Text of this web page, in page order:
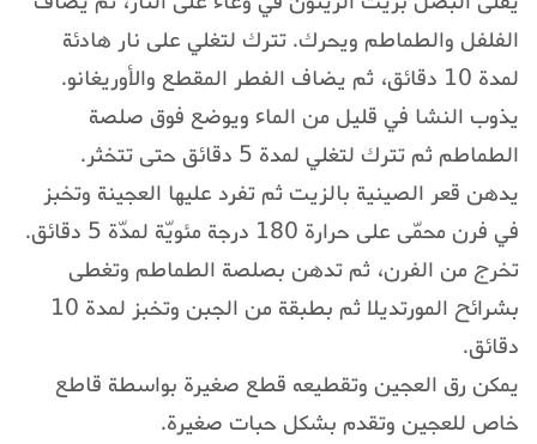
الفلفل والطماطم ويحرك. تترك لتغلي على نار هادئة
لمدة 10 دقائق، ثم يضاف الفطر المقطع والأوريغانو.
يذوب النشا في قليل من الماء ويوضع فوق صلصة
الطماطم ثم تترك لتغلي لمدة 5 دقائق حتى تتخثر.
يدهن قعر الصينية بالزيت ثم تفرد عليها العجينة وتخبز
في فرن محمّى على حرارة 180 درجة مئويّة لمدّة 5 دقائق.
تخرج من الفرن، ثم تدهن بصلصة الطماطم وتغطى
بشرائح المورتديلا ثم بطبقة من الجبن وتخبز لمدة 10
دقائق.
يمكن رق العجين وتقطيعه قطع صغيرة بواسطة قاطع
خاص للعجين وتقدم بشكل حبات صغيرة.